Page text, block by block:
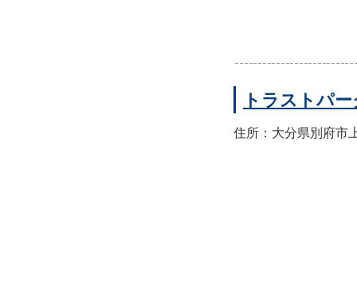
トラストパ
住所：大分県別府市